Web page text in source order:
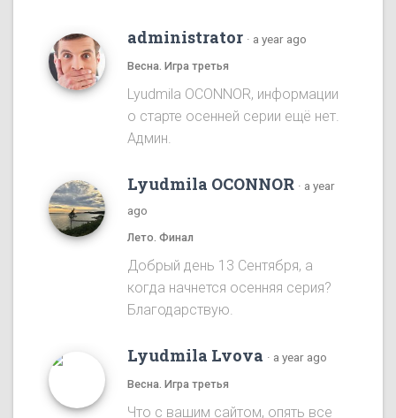
administrator · a year ago
Весна. Игра третья
Lyudmila OCONNOR, информации
о старте осенней серии ещё нет.
Админ.
Lyudmila OCONNOR · a year
ago
Лето. Финал
Добрый день 13 Сентября, а
когда начнется осенняя серия?
Благодарствую.
Lyudmila Lvova · a year ago
Весна. Игра третья
Что с вашим сайтом, опять все